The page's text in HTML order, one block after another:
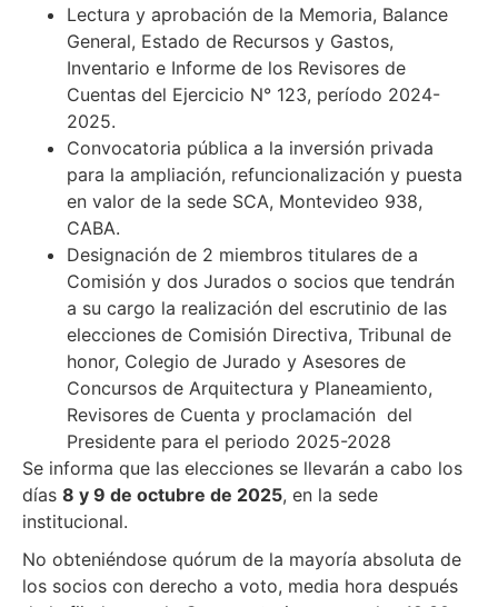
Lectura y aprobación de la Memoria, Balance
General, Estado de Recursos y Gastos,
Inventario e Informe de los Revisores de
Cuentas del Ejercicio N° 123, período 2024-
2025.
Convocatoria pública a la inversión privada
para la ampliación, refuncionalización y puesta
en valor de la sede SCA, Montevideo 938,
CABA.
Designación de 2 miembros titulares de a
Comisión y dos Jurados o socios que tendrán
a su cargo la realización del escrutinio de las
elecciones de Comisión Directiva, Tribunal de
honor, Colegio de Jurado y Asesores de
Concursos de Arquitectura y Planeamiento,
Revisores de Cuenta y proclamación del
Presidente para el periodo 2025-2028
Se informa que las elecciones se llevarán a cabo los
días 8 y 9 de octubre de 2025, en la sede
institucional.
No obteniéndose quórum de la mayoría absoluta de
los socios con derecho a voto, media hora después